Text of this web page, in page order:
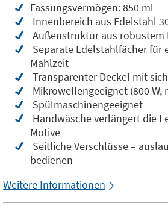
Fassungsvermögen: 850 ml
Innenbereich aus Edelstahl
Außenstruktur aus robustem
Separate Edelstahlfächer für
Mahlzeit
Transparenter Deckel mit
Mikrowellengeeignet (800 W,
Spülmaschinengeeignet
Handwäsche verlängert die
Motive
Seitliche Verschlüsse –
bedienen
Weitere Informationen